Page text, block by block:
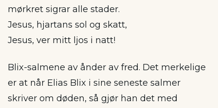
mørkret sigrar alle stader.
Jesus, hjartans sol og skatt,
Jesus, ver mitt ljos i natt!
Blix-salmene av ånder av fred. Det merkelige
er at når Elias Blix i sine seneste salmer
skriver om døden, så gjør han det med